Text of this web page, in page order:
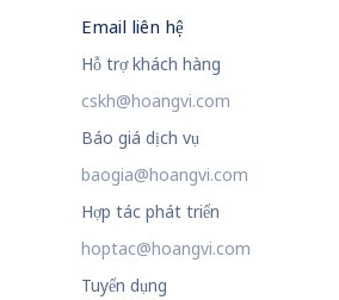
Email liên hệ
Hỗ trợ khách hàng
cskh@hoangvi.com
Báo giá dịch vụ
baogia@hoangvi.com
Hợp tác phát triển
hoptac@hoangvi.com
Tuyển dụng